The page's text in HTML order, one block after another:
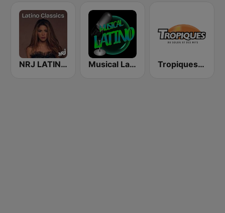
NRJ LATINO CLASSICS Musical Latino Tropiques Latino